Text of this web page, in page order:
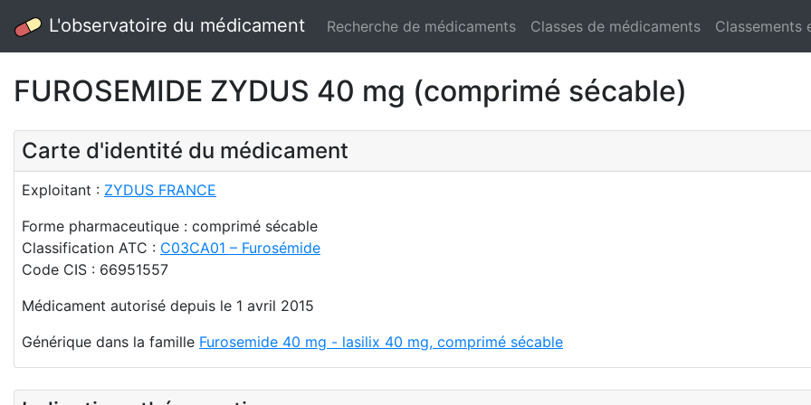
L'observatoire du médicament Recherche de médicaments Classes de médicaments Classements
FUROSEMIDE ZYDUS 40 mg (comprimé sécable)
Carte d'identité du médicament
Exploitant : ZYDUS FRANCE
Forme pharmaceutique : comprimé sécable
Classification ATC : C03CA01 – Furosémide
Code CIS : 66951557
Médicament autorisé depuis le 1 avril 2015
Générique dans la famille Furosemide 40 mg - lasilix 40 mg, comprimé sécable